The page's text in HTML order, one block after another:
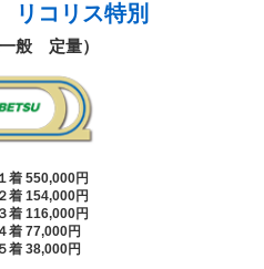
リコリス特別
一般 定量）
１着 550,000円
２着 154,000円
３着 116,000円
着 77,000円
５着 38,000円